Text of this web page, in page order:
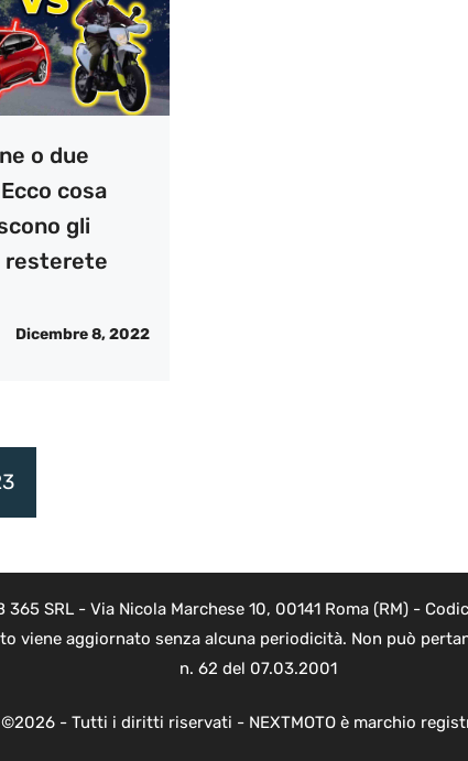
o due
cosa
gli
resterete
Dicembre 8, 2022
SRL - Via Nicola Marchese 10, 00141 Roma (RM) -
viene aggiornato senza alcuna periodicità. Non può
n. 62 del 07.03.2001
- Tutti i diritti riservati - NEXTMOTO è marchio